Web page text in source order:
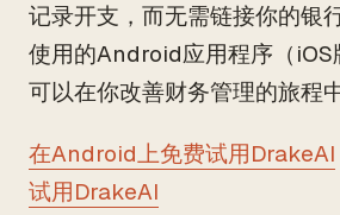
记录开支，而无需链接你的银
使用的Android应用程序（iOS
可以在你改善财务管理的旅程
在Android上免费试用DrakeAI
试用DrakeAI